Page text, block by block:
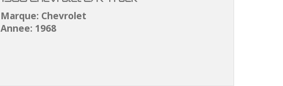
Marque: Chevrolet
Annee: 1968